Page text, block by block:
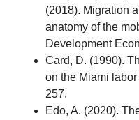
(2018). Migration
anatomy of the
Development
Card, D. (1990).
on the Miami
257.
Edo, A. (2020).